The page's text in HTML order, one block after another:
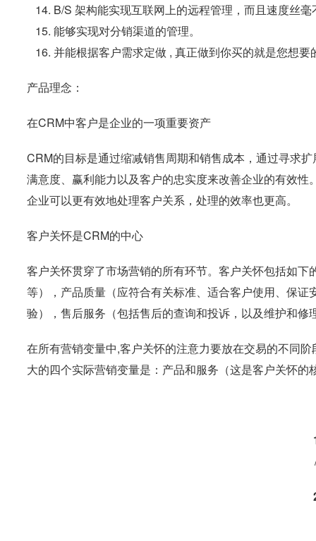
14. B/S 架构能实现互联网上的远程管理，而且速度丝
15. 能够实现对分销渠道的管理。
16. 并能根据客户需求定做 , 真正做到你买的就是您想要
产品理念：
在CRM中客户是企业的一项重要资产
CRM的目标是通过缩减销售周期和销售成本，通过寻求
满意度、赢利能力以及客户的忠实度来改善企业的有效
企业可以更有效地处理客户关系，处理的效率也更高。
客户关怀是CRM的中心
客户关怀贯穿了市场营销的所有环节。客户关怀包括如
等），产品质量（应符合有关标准、适合客户使用、保
验），售后服务（包括售后的查询和投诉，以及维
在所有营销变量中,客户关怀的注意力要放在交易的不同
大的四个实际营销变量是：产品和服务（这是客户关怀